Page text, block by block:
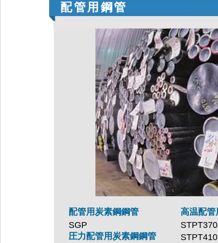
配管用鋼管
配管用炭素鋼鋼管
SGP
圧力配管用炭素鋼鋼管
高温配管
STPT370
STPT410